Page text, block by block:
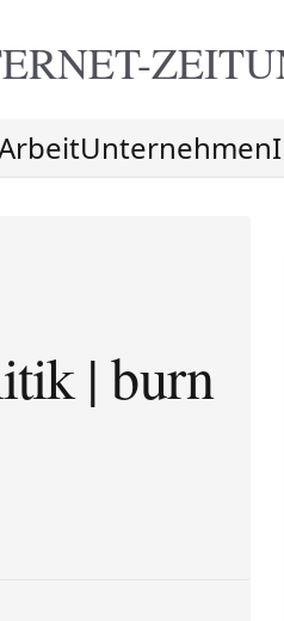
Unternehmen
| burn